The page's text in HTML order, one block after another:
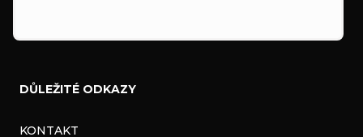
DŮLEŽITÉ ODKAZY
KONTAKT